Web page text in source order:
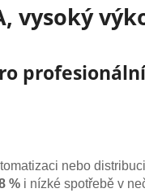
vysoký
nebo
% i nízké spotřebě v